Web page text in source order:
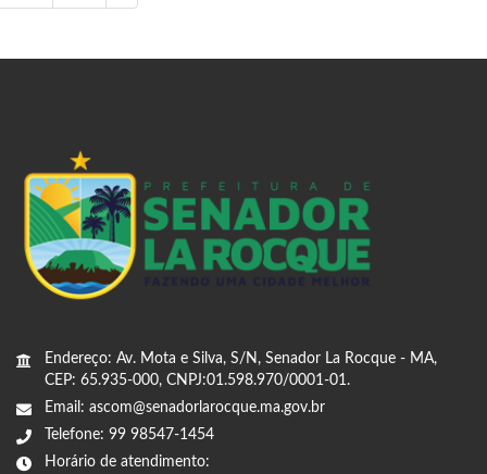
Endereço: Av. Mota e Silva, S/N, Senador La Rocque - MA,
CEP: 65.935-000, CNPJ:01.598.970/0001-01.
Email: ascom@senadorlarocque.ma.gov.br
Telefone: 99 98547-1454
Horário de atendimento: